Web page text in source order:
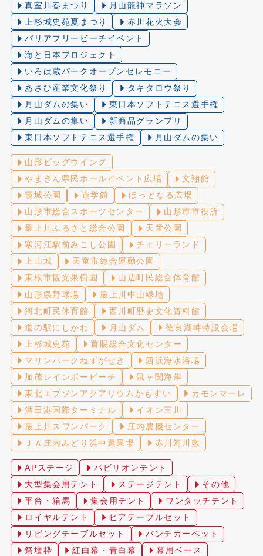
真室川春まつり
月山龍神マラソン
上杉城史苑夏まつり
赤川花火大会
バリアフリービーチイベント
海と日本プロジェクト
いろは蔵パークオープンセレモニー
あさひ産業文化祭り
タキタロウ祭り
月山ダムの集い
東日本ソフトテニス選手権
月山ダムの集い
新商品グランプリ
東日本ソフトテニス選手権
月山ダムの集い
山形ビッグウイング
やまぎん県民ホールイベント広場
文翔館
霞城公園
遊学館
ほっとなる広場
山形市総合スポーツセンター
山形市市役所
最上川ふるさと総合公園
天童公園
寒河江駅前みこし公園
チェリーランド
上山城
天童市総合運動公園
東根市観光果樹園
山辺町民総合体育館
山形県野球場
最上川中山緑地
河北町民体育館
西川町歴史文化資料館
道の駅にしかわ
月山ダム
徳良湖畔特設会場
上杉城史苑
置賜総合文化センター
マリンパークねずがせき
西浜海水浴場
加茂レインボービーチ
鼠ヶ関海岸
東北エプソンアクアリウムかもすい
カモンマーレ
酒田港国際ターミナル
イオン三川
最上川スワンパーク
庄内農機センター
ＪＡ庄内みどり浜中選果場
赤川河川敷
APステージ
パビリオンテント
大型集会用テント
ステージテント
その他
平台・箱馬
集会用テント
ワンタッチテント
ロイヤルテント
ビアテーブルセット
リビングテーブルセット
パンチカーペット
祭壇枠
紅白幕・青白幕
幕用ベース